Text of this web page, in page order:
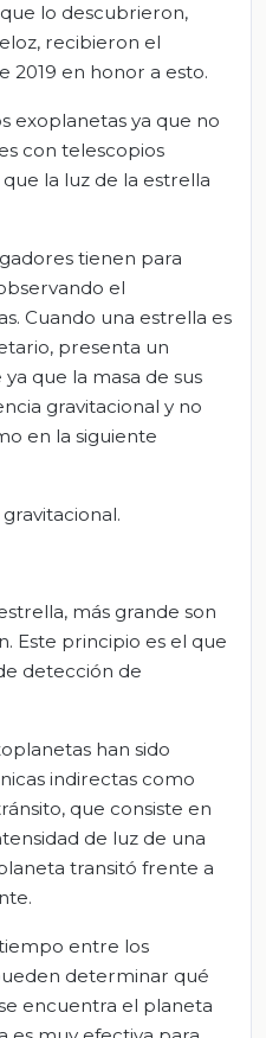
lo descubrieron,
recibieron el
2019 en honor a esto.
exoplanetas ya que no
con telescopios
la luz de la estrella
tienen para
el
Cuando una estrella es
presenta un
que la masa de sus
gravitacional y no
en la siguiente
más grande son
Este principio es el que
detección de
han sido
indirectas como
que consiste en
de luz de una
transitó frente a
entre los
determinar qué
encuentra el planeta